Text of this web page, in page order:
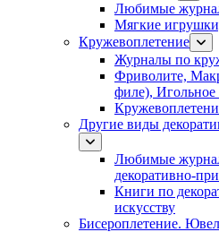
Любимые
Мягкие
Кружевоплетение
Журналы по
Фриволите,
филе),
Другие виды
Любимые
декоративно-
Книги по
искусству
Бисероплетение.